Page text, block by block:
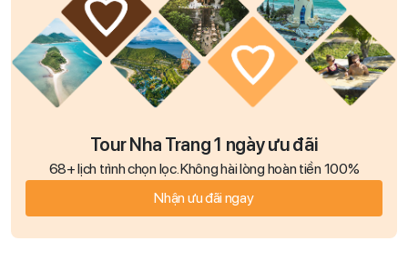
Tour Nha Trang 1 ngày ưu đãi
68+ lịch trình chọn lọc. Không hài lòng hoàn tiền 100%
Nhận ưu đãi ngay